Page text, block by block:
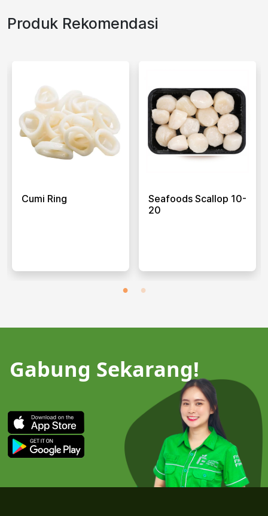
Produk Rekomendasi
Cumi Ring
Seafoods Scallop 10-
20
Gabung Sekarang!